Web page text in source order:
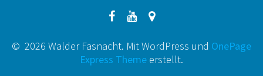
© 2026 Walder Fasnacht. Mit WordPress und OnePage
Express Theme erstellt.